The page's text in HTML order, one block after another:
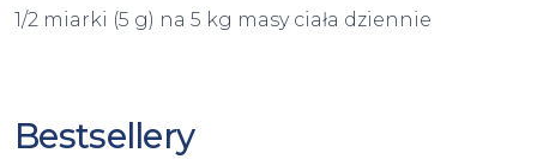
1/2 miarki (5 g) na 5 kg masy ciała dziennie
Bestsellery